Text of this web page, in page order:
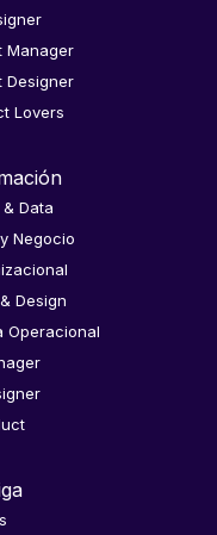
Manager
Designer
Lovers
Data
Negocio
Design
Operacional